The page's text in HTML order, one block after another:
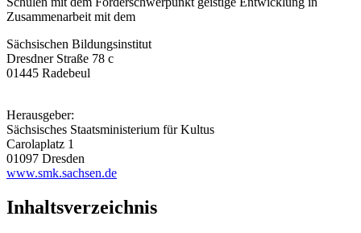
Zusammenarbeit mit dem
Sächsischen Bildungsinstitut
Dresdner Straße 78 c
01445 Radebeul
Herausgeber:
Sächsisches Staatsministerium für Kultus
Carolaplatz 1
01097 Dresden
www.smk.sachsen.de
Inhaltsverzeichnis